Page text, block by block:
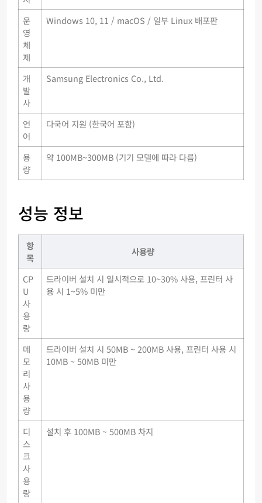
운
영
체
제
Windows 10, 11 / macOS / 일부 Linux 배포판
개
발
사
Samsung Electronics Co., Ltd.
언
어
다국어 지원 (한국어 포함)
용
량
약 100MB~300MB (기기 모델에 따라 다름)
성능 정보
항
목
사용량
CP
U
사
용
량
드라이버 설치 시 일시적으로 10~30% 사용, 프린터 사
용 시 1~5% 미만
메
모
리
사
용
량
드라이버 설치 시 50MB ~ 200MB 사용, 프린터 사용 시
10MB ~ 50MB 미만
디
스
크
사
용
량
설치 후 100MB ~ 500MB 차지